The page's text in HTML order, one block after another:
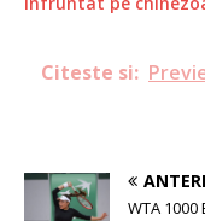
Citeste si:
WTA